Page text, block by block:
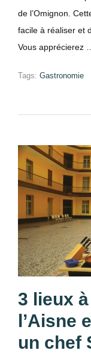
de l’Omignon.
facile à réaliser et
Vous apprécierez
Tags: Gastronomie
3 lieux
l’Aisne
un chef